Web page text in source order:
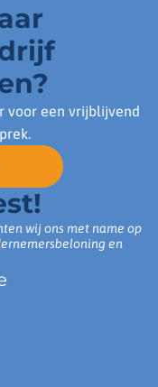
voor een vrijblijvend
wij ons met name op
en